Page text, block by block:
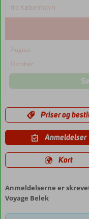
fra København
August
Oktober
Priser og
Anmeldelser
Kort
Anmeldelserne er
Voyage Belek